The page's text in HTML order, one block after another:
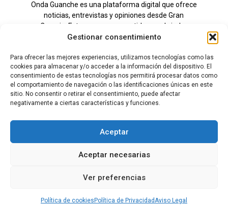
Gestionar consentimiento
Para ofrecer las mejores experiencias, utilizamos tecnologías como las
cookies para almacenar y/o acceder a la información del dispositivo. El
consentimiento de estas tecnologías nos permitirá procesar datos como
el comportamiento de navegación o las identificaciones únicas en este
sitio. No consentir o retirar el consentimiento, puede afectar
negativamente a ciertas características y funciones.
Aceptar
Aceptar necesarias
Ver preferencias
Política de cookies Política de PrivacidadAviso Legal
Onda Guanche es una plataforma digital que ofrece
noticias, entrevistas y opiniones desde Gran
Canaria. Estamos comprometidos con brindar
información veraz y un periodismo independiente a
Todos los derechos reservados.
Radio
Contacto
Aviso Legal